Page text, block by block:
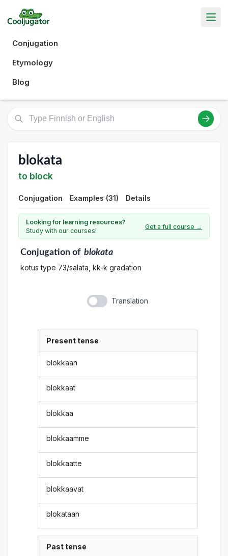
Conjugation
Etymology
Blog
blokata
to block
Conjugation Examples (31) Details
Looking for learning resources?
Study with our courses!
Get a full course →
Conjugationof blokata
kotus type 73/salata, kk-k gradation
Translation
Present tense
blokkaan
blokkaat
blokkaa
blokkaamme
blokkaatte
blokkaavat
blokataan
Past tense